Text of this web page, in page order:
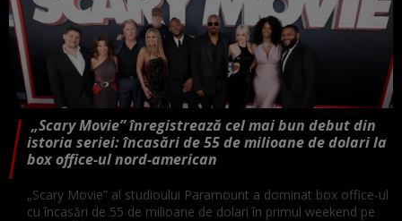
„Scary Movie” înregistrează cel mai bun debut din
istoria seriei: încasări de 55 de milioane de dolari la
box office-ul nord-american
„Scary Movie” al studioului Paramount a dominat box office-ul
cu încasări de 55 de milioane de dolari în primul weekend pe